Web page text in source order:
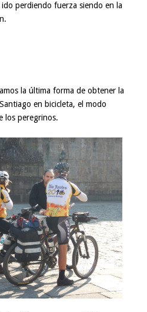
perdiendo fuerza siendo en la
la última forma de obtener la
en bicicleta, el modo
los peregrinos.